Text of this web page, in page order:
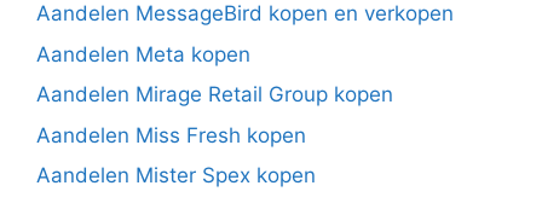
Aandelen MessageBird kopen en verkopen
Aandelen Meta kopen
Aandelen Mirage Retail Group kopen
Aandelen Miss Fresh kopen
Aandelen Mister Spex kopen